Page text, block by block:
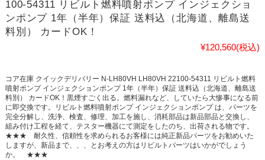
100-54311 リビルト燃料噴射ポンプ インジェクショ
ンポンプ 1年（半年）保証 送料込（北海道、離島送
料別） カードOK！
¥120,560(税込)
コア在庫 クイックデリバリー N-LH80VH LH80VH 22100-54311 リビルト燃料
噴射ポンプ インジェクションポンプ 1年（半年）保証 送料込（北海道、離島送
料別） カードOK！黒煙すごく出る。燃料漏れなど、していたら大惨事になる前
に即交換です。リビルト燃料噴射ポンプ インジェクションポンプ は、パーツを
完全分解し、洗浄、検査、修理、加工を施し、消耗部品は新品部品と交換し、
組み付け工程を経て、テスター機器にて測定をしたのち、出荷される物です。
★★★ 耐久性、信頼性を求められるお客様には純正新品パーツをお勧めいた
しますが、新品まで、、、とお考えの方はリビルトパーツはいかがでしょう
か。 ★★★